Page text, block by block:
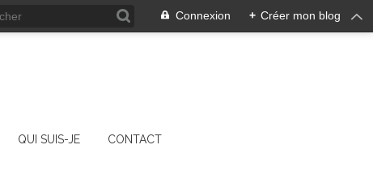
Connexion + Créer mon blog
QUI SUIS-JE CONTACT